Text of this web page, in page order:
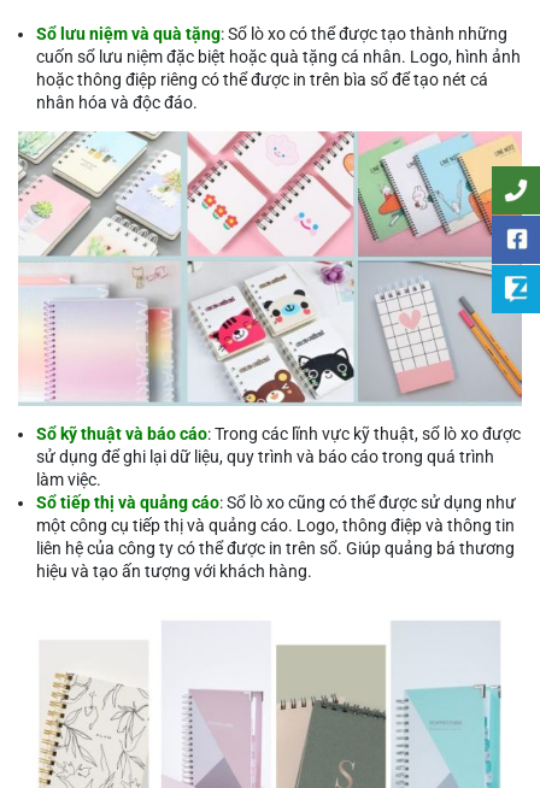
Sổ lưu niệm và quà tặng: Sổ lò xo có thể được tạo thành những
cuốn sổ lưu niệm đặc biệt hoặc quà tặng cá nhân. Logo, hình ảnh
hoặc thông điệp riêng có thể được in trên bìa sổ để tạo nét cá
nhân hóa và độc đáo.
Sổ kỹ thuật và báo cáo: Trong các lĩnh vực kỹ thuật, sổ lò xo được
sử dụng để ghi lại dữ liệu, quy trình và báo cáo trong quá trình
làm việc.
Sổ tiếp thị và quảng cáo: Sổ lò xo cũng có thể được sử dụng như
một công cụ tiếp thị và quảng cáo. Logo, thông điệp và thông tin
liên hệ của công ty có thể được in trên sổ. Giúp quảng bá thương
hiệu và tạo ấn tượng với khách hàng.